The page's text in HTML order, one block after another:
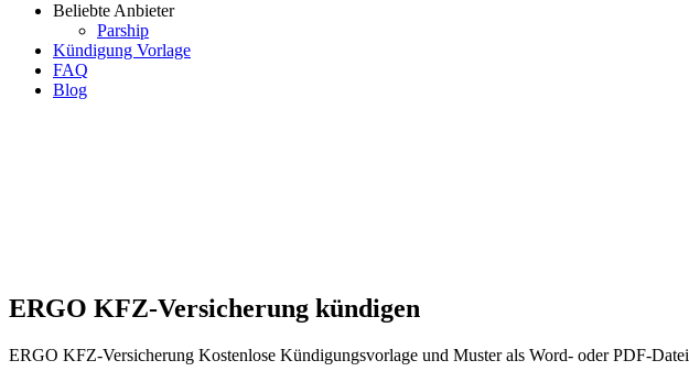
Beliebte Anbieter
Parship
Kündigung Vorlage
FAQ
Blog
ERGO KFZ-Versicherung kündigen
ERGO KFZ-Versicherung Kostenlose Kündigungsvorlage und Muster als Word- oder PDF-Datei